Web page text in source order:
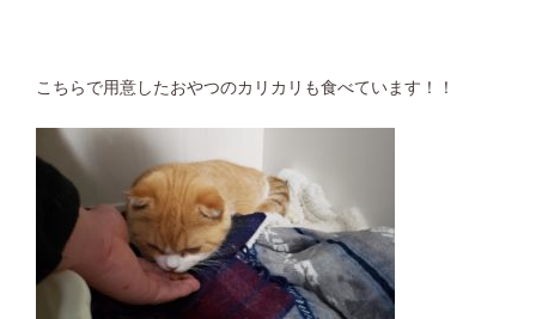
こちらで用意したおやつのカリカリも食べています！！